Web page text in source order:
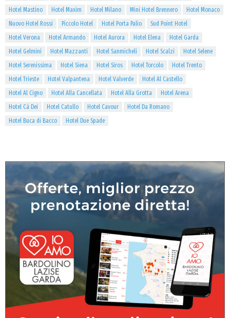
Hotel Mastino
Hotel Maxim Hotel Milano Mini Hotel Brennero
Hotel Monaco
Nuovo Hotel Rossi
Piccolo Hotel Hotel Porta Palio
Sud Point Hotel
Hotel Verona
Hotel Armando Hotel Aurora Hotel Elena
Hotel Garda
Hotel Gelmini
Hotel Mazzanti Hotel Sanmicheli Hotel Scalzi
Hotel Selene
Hotel Serenissima
Hotel Siena Hotel Siros Hotel Torcolo
Hotel Trento
Hotel Trieste
Hotel Valpantena Hotel Valverde
Hotel Al Castello
Hotel Al Cigno
Hotel Alla Cancellata Hotel Alla Grotta
Hotel Arena
Hotel Cà Dei
Hotel Catullo Hotel Cavour
Hotel Da Romano
Hotel Buca di Bacco
Hotel Due Spade